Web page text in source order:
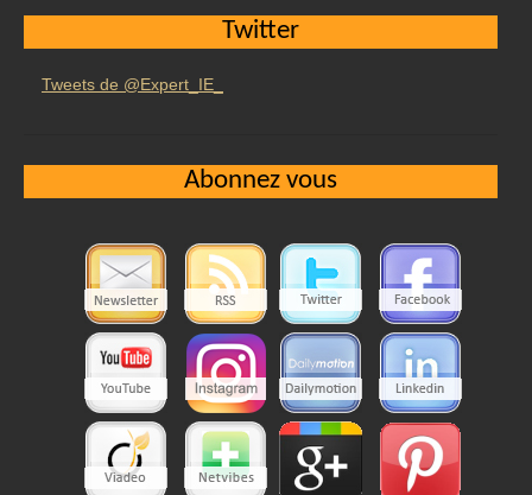
Twitter
Tweets de @Expert_IE_
Abonnez vous